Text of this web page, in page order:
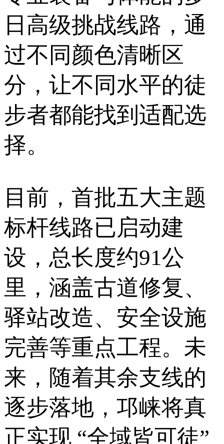
日高级挑战线路，通
过不同颜色清晰区
分，让不同水平的徒
步者都能找到适配选
择。
目前，首批五大主题
标杆线路已启动建
设，总长度约91公
里，涵盖古道修复、
驿站改造、安全设施
完善等重点工程。未
来，随着其余支线的
逐步落地，邛崃将真
正实现 “全域皆可徒”